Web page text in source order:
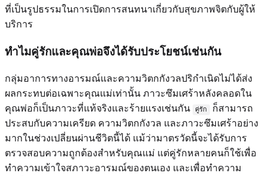
ที่เป็นรูปธรรมในการเปิดการสนทนาเกี่ยวกับสุขภาพจิตกับผู้ให้
บริการ
ทำไมคู่รักและคุณพ่อจึงได้รับประโยชน์เช่นกัน
กลุ่มอาการทางอารมณ์และความวิตกกังวลปริกำเนิดไม่ได้ส่ง
ผลกระทบต่อเฉพาะคุณแม่เท่านั้น ภาวะซึมเศร้าหลังคลอดใน
คุณพ่อก็เป็นภาวะที่แท้จริงและร้ายแรงเช่นกัน
คู่รัก
ก็สามารถ
ประสบกับความเครียด ความวิตกกังวล และภาวะซึมเศร้าอย่าง
มากในช่วงเปลี่ยนผ่านชีวิตนี้ได้ แม้ว่ามาตรวัดนี้จะได้รับการ
ตรวจสอบความถูกต้องสำหรับคุณแม่ แต่คู่รักหลายคนก็ใช้เพื่อ
ทำความเข้าใจสภาวะอารมณ์ของตนเอง และเพื่อทำความ